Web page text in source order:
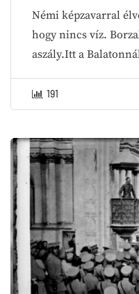
Némi képzavarral
hogy nincs víz.
aszály.Itt a
191